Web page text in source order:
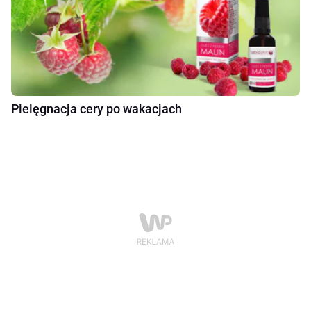
Pielęgnacja cery po wakacjach